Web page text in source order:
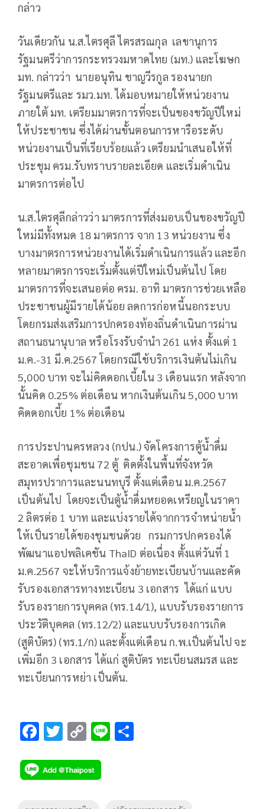
กล่าว
วันเดียวกัน น.ส.ไตรศุลี ไตรสรณกุล เลขานุการ
รัฐมนตรีว่าการกระทรวงมหาดไทย (มท.) และโฆษก
มท. กล่าวว่า นายอนุทิน ชาญวีรกูล รองนายก
รัฐมนตรีและ รมว.มท. ได้มอบหมายให้หน่วยงาน
ภายใต้ มท. เตรียมมาตรการที่จะเป็นของขวัญปีใหม่
ให้ประชาชน ซึ่งได้ผ่านขั้นตอนการหารือระดับ
หน่วยงานเป็นที่เรียบร้อยแล้ว เตรียมนำเสนอให้ที่
ประชุม ครม.รับทราบรายละเอียด และเริ่มดำเนิน
มาตรการต่อไป
น.ส.ไตรศุลีกล่าวว่า มาตรการที่ส่งมอบเป็นของขวัญปี
ใหม่มีทั้งหมด 18 มาตรการ จาก 13 หน่วยงาน ซึ่ง
บางมาตรการหน่วยงานได้เริ่มดำเนินการแล้ว และอีก
หลายมาตรการจะเริ่มตั้งแต่ปีใหม่เป็นต้นไป โดย
มาตรการที่จะเสนอต่อ ครม. อาทิ มาตรการช่วยเหลือ
ประชาชนผู้มีรายได้น้อย ลดการก่อหนี้นอกระบบ
โดยกรมส่งเสริมการปกครองท้องถิ่นดำเนินการผ่าน
สถานธนานุบาล หรือโรงรับจำนำ 261 แห่ง ตั้งแต่ 1
ม.ค.-31 มี.ค.2567 โดยกรณีใช้บริการเงินต้นไม่เกิน
5,000 บาท จะไม่คิดดอกเบี้ยใน 3 เดือนแรก หลังจาก
นั้นคิด 0.25% ต่อเดือน หากเงินต้นเกิน 5,000 บาท
คิดดอกเบี้ย 1% ต่อเดือน
การประปานครหลวง (กปน.) จัดโครงการตู้น้ำดื่ม
สะอาดเพื่อชุมชน 72 ตู้ ติดตั้งในพื้นที่จังหวัด
สมุทรปราการและนนทบุรี ตั้งแต่เดือน ม.ค.2567
เป็นต้นไป โดยจะเป็นตู้น้ำดื่มหยอดเหรียญในราคา
2 ลิตรต่อ 1 บาท และแบ่งรายได้จากการจำหน่ายน้ำ
ให้เป็นรายได้ของชุมชนด้วย กรมการปกครองได้
พัฒนาแอปพลิเคชัน ThaID ต่อเนื่อง ตั้งแต่วันที่ 1
ม.ค.2567 จะให้บริการแจ้งย้ายทะเบียนบ้านและคัด
รับรองเอกสารทางทะเบียน 3 เอกสาร ได้แก่ แบบ
รับรองรายการบุคคล (ทร.14/1), แบบรับรองรายการ
ประวัติบุคคล (ทร.12/2) และแบบรับรองการเกิด
(สูติบัตร) (ทร.1/ก) และตั้งแต่เดือน ก.พ.เป็นต้นไป จะ
เพิ่มอีก 3 เอกสาร ได้แก่ สูติบัตร ทะเบียนสมรส และ
ทะเบียนการหย่า เป็นต้น.
F
e
b
T
tt
er
C
p
y
Li